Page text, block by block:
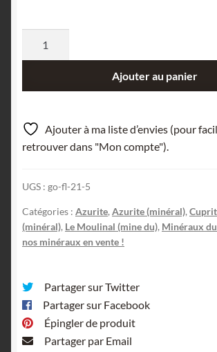
et
Le
Moulinal,
Ajouter au panier
Ajouter à ma liste d’envies (pour
retrouver dans "Mon compte").
UGS : go-fl-21-5
Catégories : Azurite, Azurite (minéral),
(minéral), Le Moulinal (mine du), Minéraux
nos minéraux en vente !
Partager sur Twitter
Partager sur Facebook
Épingler de produit
Partager par Email